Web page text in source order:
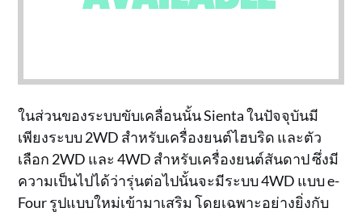
ในส่วนของระบบขับเคลื่อนนั้น Sienta ในปัจจุบันมี
เพียงระบบ 2WD สำหรับเครื่องยนต์ไฮบริด และตัว
เลือก 2WD และ 4WD สำหรับเครื่องยนต์สันดาป ซึ่งมี
ความเป็นไปได้ว่ารุ่นต่อไปนั้นจะมีระบบ 4WD แบบ e-
Four รูปแบบใหม่เข้ามาเสริม โดยเฉพาะอย่างยิ่งกับ